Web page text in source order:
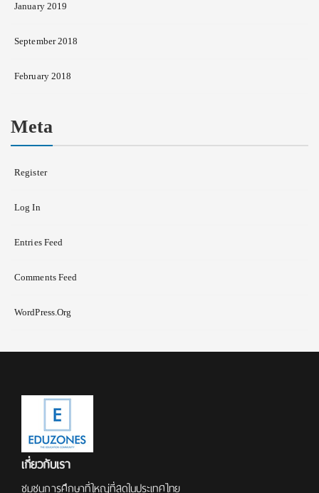
January 2019
September 2018
February 2018
Meta
Register
Log In
Entries Feed
Comments Feed
WordPress.org
เกี่ยวกับเรา
ชุมชนการศึกษาที่ใหญ่ที่สุดในประเทศไทย